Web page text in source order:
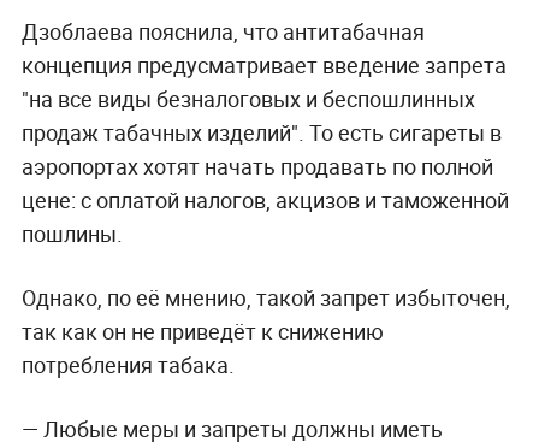
Дзоблаева пояснила, что антитабачная
концепция предусматривает введение запрета
"на все виды безналоговых и беспошлинных
продаж табачных изделий". То есть сигареты в
аэропортах хотят начать продавать по полной
цене: с оплатой налогов, акцизов и таможенной
пошлины.
Однако, по её мнению, такой запрет избыточен,
так как он не приведёт к снижению
потребления табака.
— Любые меры и запреты должны иметь